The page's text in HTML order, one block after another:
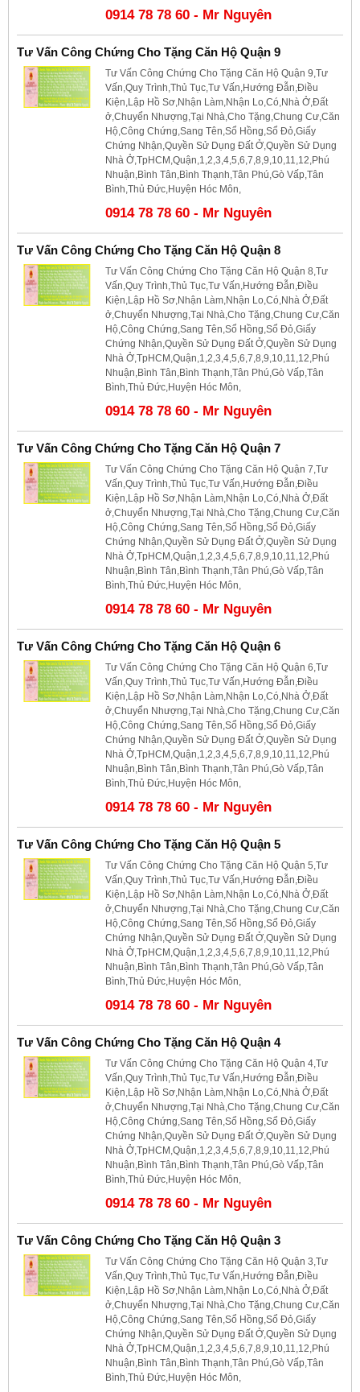
0914 78 78 60 - Mr Nguyên
Tư Vấn Công Chứng Cho Tặng Căn Hộ Quận 9
Tư Vấn Công Chứng Cho Tặng Căn Hộ Quận 9,Tư
Vấn,Quy Trình,Thủ Tục,Tư Vấn,Hướng Đẫn,Điều
Kiện,Lập Hồ Sơ,Nhận Làm,Nhận Lo,Có,Nhà Ở,Đất
ở,Chuyển Nhượng,Tại Nhà,Cho Tặng,Chung Cư,Căn
Hộ,Công Chứng,Sang Tên,Sổ Hồng,Sổ Đỏ,Giấy
Chứng Nhận,Quyền Sử Dụng Đất Ở,Quyền Sử Dụng
Nhà Ở,TpHCM,Quận,1,2,3,4,5,6,7,8,9,10,11,12,Phú
Nhuận,Bình Tân,Bình Thạnh,Tân Phú,Gò Vấp,Tân
Bình,Thủ Đức,Huyện Hóc Môn,
0914 78 78 60 - Mr Nguyên
Tư Vấn Công Chứng Cho Tặng Căn Hộ Quận 8
Tư Vấn Công Chứng Cho Tặng Căn Hộ Quận 8,Tư
Vấn,Quy Trình,Thủ Tục,Tư Vấn,Hướng Đẫn,Điều
Kiện,Lập Hồ Sơ,Nhận Làm,Nhận Lo,Có,Nhà Ở,Đất
ở,Chuyển Nhượng,Tại Nhà,Cho Tặng,Chung Cư,Căn
Hộ,Công Chứng,Sang Tên,Sổ Hồng,Sổ Đỏ,Giấy
Chứng Nhận,Quyền Sử Dụng Đất Ở,Quyền Sử Dụng
Nhà Ở,TpHCM,Quận,1,2,3,4,5,6,7,8,9,10,11,12,Phú
Nhuận,Bình Tân,Bình Thạnh,Tân Phú,Gò Vấp,Tân
Bình,Thủ Đức,Huyện Hóc Môn,
0914 78 78 60 - Mr Nguyên
Tư Vấn Công Chứng Cho Tặng Căn Hộ Quận 7
Tư Vấn Công Chứng Cho Tặng Căn Hộ Quận 7,Tư
Vấn,Quy Trình,Thủ Tục,Tư Vấn,Hướng Đẫn,Điều
Kiện,Lập Hồ Sơ,Nhận Làm,Nhận Lo,Có,Nhà Ở,Đất
ở,Chuyển Nhượng,Tại Nhà,Cho Tặng,Chung Cư,Căn
Hộ,Công Chứng,Sang Tên,Sổ Hồng,Sổ Đỏ,Giấy
Chứng Nhận,Quyền Sử Dụng Đất Ở,Quyền Sử Dụng
Nhà Ở,TpHCM,Quận,1,2,3,4,5,6,7,8,9,10,11,12,Phú
Nhuận,Bình Tân,Bình Thạnh,Tân Phú,Gò Vấp,Tân
Bình,Thủ Đức,Huyện Hóc Môn,
0914 78 78 60 - Mr Nguyên
Tư Vấn Công Chứng Cho Tặng Căn Hộ Quận 6
Tư Vấn Công Chứng Cho Tặng Căn Hộ Quận 6,Tư
Vấn,Quy Trình,Thủ Tục,Tư Vấn,Hướng Đẫn,Điều
Kiện,Lập Hồ Sơ,Nhận Làm,Nhận Lo,Có,Nhà Ở,Đất
ở,Chuyển Nhượng,Tại Nhà,Cho Tặng,Chung Cư,Căn
Hộ,Công Chứng,Sang Tên,Sổ Hồng,Sổ Đỏ,Giấy
Chứng Nhận,Quyền Sử Dụng Đất Ở,Quyền Sử Dụng
Nhà Ở,TpHCM,Quận,1,2,3,4,5,6,7,8,9,10,11,12,Phú
Nhuận,Bình Tân,Bình Thạnh,Tân Phú,Gò Vấp,Tân
Bình,Thủ Đức,Huyện Hóc Môn,
0914 78 78 60 - Mr Nguyên
Tư Vấn Công Chứng Cho Tặng Căn Hộ Quận 5
Tư Vấn Công Chứng Cho Tặng Căn Hộ Quận 5,Tư
Vấn,Quy Trình,Thủ Tục,Tư Vấn,Hướng Đẫn,Điều
Kiện,Lập Hồ Sơ,Nhận Làm,Nhận Lo,Có,Nhà Ở,Đất
ở,Chuyển Nhượng,Tại Nhà,Cho Tặng,Chung Cư,Căn
Hộ,Công Chứng,Sang Tên,Sổ Hồng,Sổ Đỏ,Giấy
Chứng Nhận,Quyền Sử Dụng Đất Ở,Quyền Sử Dụng
Nhà Ở,TpHCM,Quận,1,2,3,4,5,6,7,8,9,10,11,12,Phú
Nhuận,Bình Tân,Bình Thạnh,Tân Phú,Gò Vấp,Tân
Bình,Thủ Đức,Huyện Hóc Môn,
0914 78 78 60 - Mr Nguyên
Tư Vấn Công Chứng Cho Tặng Căn Hộ Quận 4
Tư Vấn Công Chứng Cho Tặng Căn Hộ Quận 4,Tư
Vấn,Quy Trình,Thủ Tục,Tư Vấn,Hướng Đẫn,Điều
Kiện,Lập Hồ Sơ,Nhận Làm,Nhận Lo,Có,Nhà Ở,Đất
ở,Chuyển Nhượng,Tại Nhà,Cho Tặng,Chung Cư,Căn
Hộ,Công Chứng,Sang Tên,Sổ Hồng,Sổ Đỏ,Giấy
Chứng Nhận,Quyền Sử Dụng Đất Ở,Quyền Sử Dụng
Nhà Ở,TpHCM,Quận,1,2,3,4,5,6,7,8,9,10,11,12,Phú
Nhuận,Bình Tân,Bình Thạnh,Tân Phú,Gò Vấp,Tân
Bình,Thủ Đức,Huyện Hóc Môn,
0914 78 78 60 - Mr Nguyên
Tư Vấn Công Chứng Cho Tặng Căn Hộ Quận 3
Tư Vấn Công Chứng Cho Tặng Căn Hộ Quận 3,Tư
Vấn,Quy Trình,Thủ Tục,Tư Vấn,Hướng Đẫn,Điều
Kiện,Lập Hồ Sơ,Nhận Làm,Nhận Lo,Có,Nhà Ở,Đất
ở,Chuyển Nhượng,Tại Nhà,Cho Tặng,Chung Cư,Căn
Hộ,Công Chứng,Sang Tên,Sổ Hồng,Sổ Đỏ,Giấy
Chứng Nhận,Quyền Sử Dụng Đất Ở,Quyền Sử Dụng
Nhà Ở,TpHCM,Quận,1,2,3,4,5,6,7,8,9,10,11,12,Phú
Nhuận,Bình Tân,Bình Thạnh,Tân Phú,Gò Vấp,Tân
Bình,Thủ Đức,Huyện Hóc Môn,